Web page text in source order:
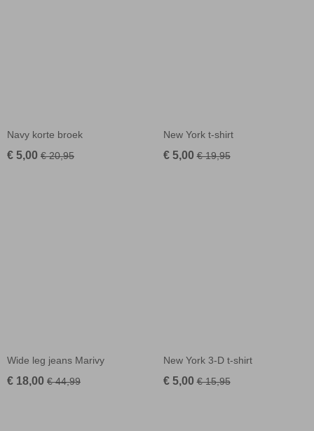
Navy korte broek
€ 5,00 € 20,95
New York t-shirt
€ 5,00 € 19,95
Wide leg jeans Marivy
€ 18,00 € 44,99
New York 3-D t-shirt
€ 5,00 € 15,95